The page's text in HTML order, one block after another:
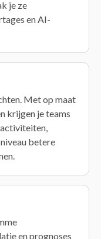
je ze
en AI-
Met op maat
krijgen je teams
betere
en prognoses